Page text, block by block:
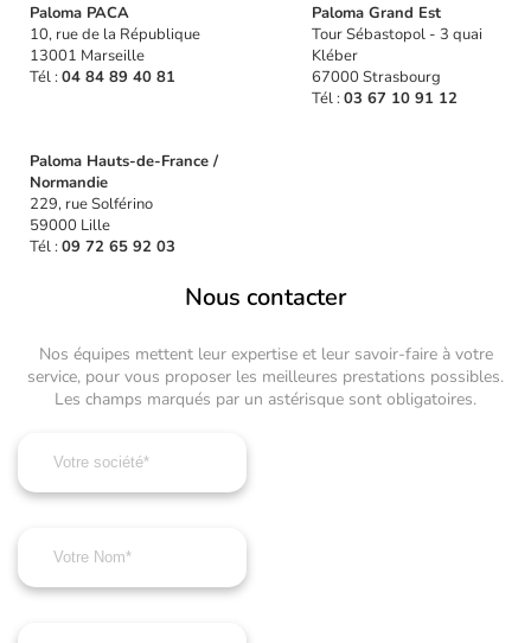
Paloma PACA
10, rue de la République
13001 Marseille
Tél : 04 84 89 40 81
Paloma Grand Est
Tour Sébastopol - 3 quai
Kléber
67000 Strasbourg
Tél : 03 67 10 91 12
Paloma Hauts-de-France /
Normandie
229, rue Solférino
59000 Lille
Tél : 09 72 65 92 03
Nous contacter
Nos équipes mettent leur expertise et leur savoir-faire à votre
service, pour vous proposer les meilleures prestations possibles.
Les champs marqués par un astérisque sont obligatoires.